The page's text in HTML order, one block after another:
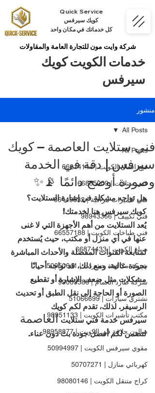
Quick Service
كويك سيرفس
كل خدماتك في مكان واحد
شركة وايت مون للتجارة العامة والمقاولات
خدمات الكويت كويك
سيرفس
منشور
All Posts
فتح اقفال الكويت | 66214144
فني ستلايت | 66885009
فني كاميرات مراقبة | 66445532
فني تكييف | 98943366
فني طباخات الكويت | 66557188
صباغ الكويت | 66874433
شركة مكافحة حشرات | 50050641
شركة طارد الحمام | 99009588
نشتري سيارات | 51066699
مكتب تأشيرات الكويت | 98951133
صالون حلاقة في الكويت | 98958877
مقوي سيرفس الكويت | 50994997
كهربائي منازل | 50707271
كراج متنقل الكويت | 98080146
All Posts
فني ستلايت العاصمة – كويك
سيرفس | دقة في الخدمة
وصورة أوضح دائمًا 📡✨
هل تواجه مشكلة في إشارة الستلايت؟
كويك سيرفس هنا لخدمتك!
يُعد الستلايت من أهم الأجهزة التي لا غنى
عنها في أي منزل أو مكتب، حيث يُستخدم
لمتابعة القنوات المفضلة والأحداث المباشرة
بجودة عالية. ومع ذلك، قد تواجه أحيانًا
مشكلات مثل ضعف الإشارة أو تقطيع
الصورة أو الحاجة إلى نقل الطبق أو تحديث
الرسيفر. لذلك، تقدم لكم كويك
سيرفس خدمة فني ستلايت العاصمة
لتضمن لكم أفضل جودة بث دون عناء.